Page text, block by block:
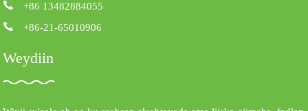
+86 13482884055
+86-21-65010906
Weydiin